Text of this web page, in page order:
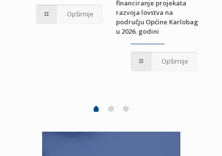
Opširnije
financiranje projekata
razvoja lovstva na
području Općine Karlobag
u 2026. godini
Opširnije